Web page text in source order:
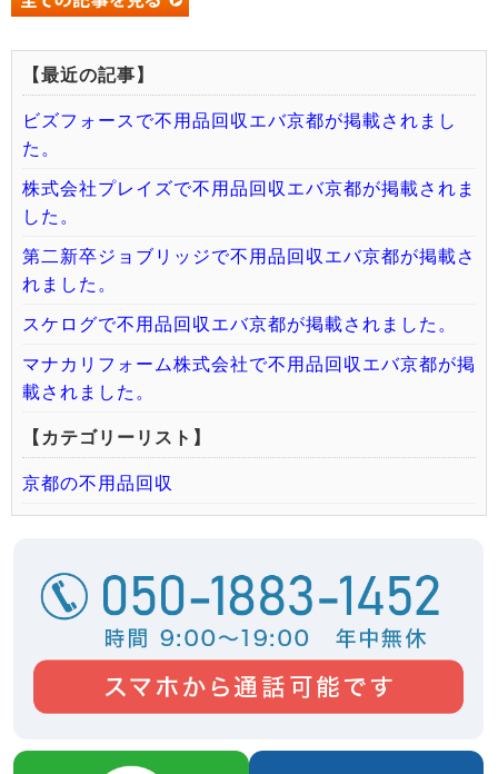
【最近の記事】
ビズフォースで不用品回収エバ京都が掲載されまし
た。
株式会社プレイズで不用品回収エバ京都が掲載されま
した。
第二新卒ジョブリッジで不用品回収エバ京都が掲載さ
れました。
スケログで不用品回収エバ京都が掲載されました。
マナカリフォーム株式会社で不用品回収エバ京都が掲
載されました。
【カテゴリーリスト】
京都の不用品回収